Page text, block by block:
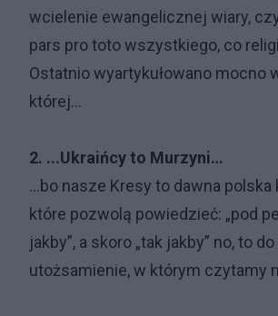
wcielenie ewangelicznej wiary,
pars pro toto wszystkiego, co
Ostatnio wyartykułowano mocno
której...
2. ...Ukraińcy to Murzyni…
…bo nasze Kresy to dawna polska
które pozwolą powiedzieć: „pod
jakby”, a skoro „tak jakby” no, to
utożsamienie, w którym czytamy